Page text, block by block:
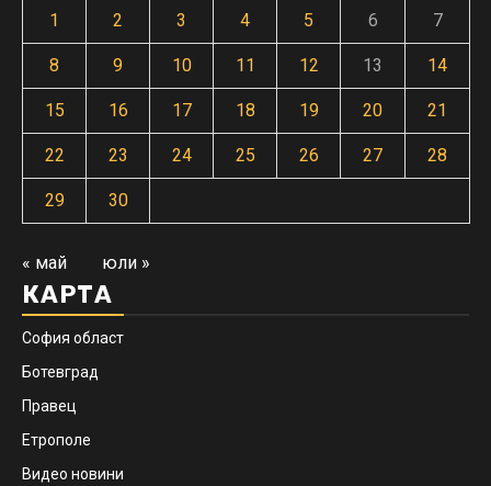
1 2 3 4 5 6 7
8 9 10 11 12 13 14
15 16 17 18 19 20 21
22 23 24 25 26 27 28
29 30
« май юли »
КАРТА
София област
Ботевград
Правец
Етрополе
Видео новини